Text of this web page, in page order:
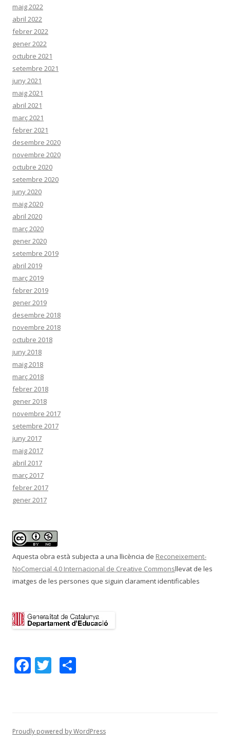
maig 2022
abril 2022
febrer 2022
gener 2022
octubre 2021
setembre 2021
juny 2021
maig 2021
abril 2021
març 2021
febrer 2021
desembre 2020
novembre 2020
octubre 2020
setembre 2020
juny 2020
maig 2020
abril 2020
març 2020
gener 2020
setembre 2019
abril 2019
març 2019
febrer 2019
gener 2019
desembre 2018
novembre 2018
octubre 2018
juny 2018
maig 2018
març 2018
febrer 2018
gener 2018
novembre 2017
setembre 2017
juny 2017
maig 2017
abril 2017
març 2017
febrer 2017
gener 2017
Aquesta obra està subjecta a una llicència de Reconeixement-
NoComercial 4.0 Internacional de Creative Commonsllevat de les
imatges de les persones que siguin clarament identificables
F
o
T
ar
Proudly powered by WordPress